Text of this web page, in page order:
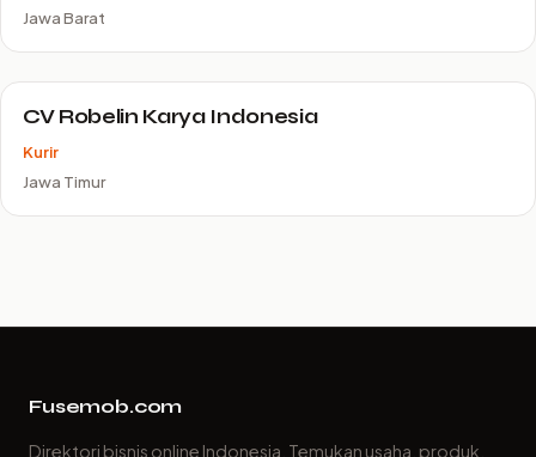
Jawa Barat
CV Robelin Karya Indonesia
Kurir
Jawa Timur
Fusemob.com
Direktori bisnis online Indonesia. Temukan usaha, produk,